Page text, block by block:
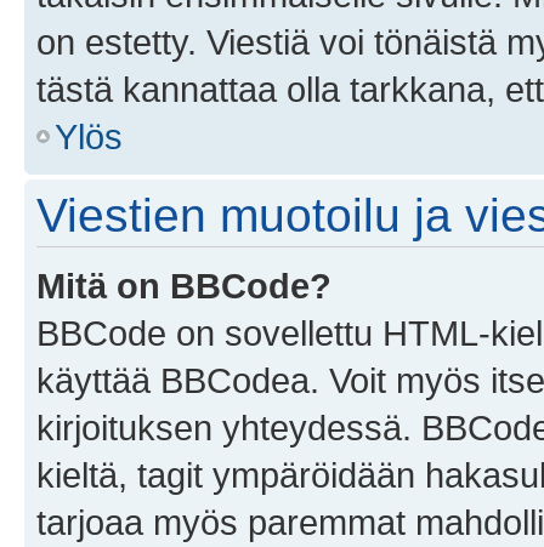
on estetty. Viestiä voi tönäistä
tästä kannattaa olla tarkkana,
Ylös
Viestien muotoilu ja
Mitä on BBCode?
BBCode on sovellettu HTML-
käyttää BBCodea. Voit myös
kirjoituksen yhteydessä.
kieltä, tagit ympäröidään
tarjoaa myös paremmat